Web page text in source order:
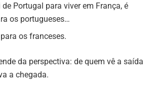
Portugal para viver em França, é
os portugueses…
para os franceses.
da perspectiva: de quem vê a saída
a chegada.